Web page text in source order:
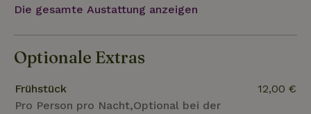
nur zu unseren täglichen Workshops kommst, alles
und nimmst so viel wie möglich mit nach Hause.
Wir freuen uns darauf, dich kennenzulernen!
Die gesamte Austattung anzeigen
Optionale Extras
Frühstück
Pro Person pro Nacht,Optional bei der
12,00 €